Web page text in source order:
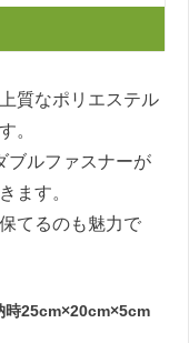
質なポリエステル
。
ブルファスナーが
ます。
てるのも魅力で
25cm×20cm×5cm